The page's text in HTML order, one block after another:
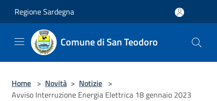
Regione Sardegna
Comune di San Teodoro
Home > Novità > Notizie >
Avviso Interruzione Energia Elettrica 18 gennaio 2023